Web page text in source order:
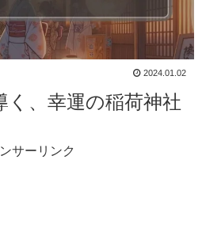
2024.01.02
く、幸運の稲荷神社
サーリンク